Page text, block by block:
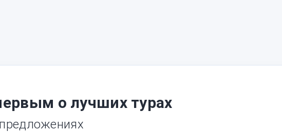
о лучших турах